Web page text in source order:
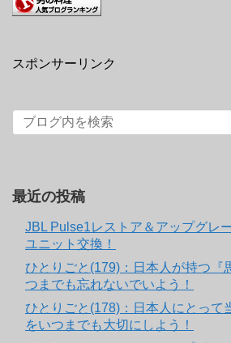
スポンサーリンク
最近の投稿
JBL Pulse1レストア＆アップグレ
ユニット交換！
ひとりごと(179)：日本人が持つ『
つまでも忘れないでいよう！
ひとりごと(178)：日本人にとって
をいつまでも大切にしよう！